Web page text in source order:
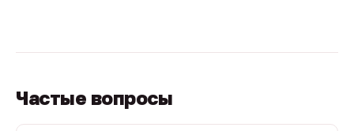
Частые вопросы